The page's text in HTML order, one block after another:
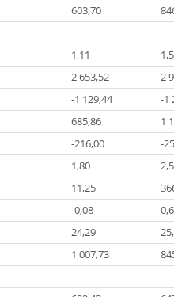
603,70
1,11
2 653,52 2
-1 129,44 -1
685,86 1
-216,00 -
1,80
11,25
-0,08
24,29
1 007,73